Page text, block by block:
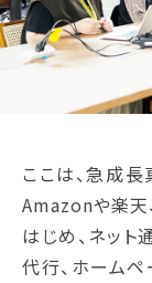
ここは、急成長
Amazonや楽天
はじめ、ネット
代行、ホーム